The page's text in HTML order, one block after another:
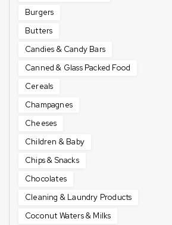
Burgers
Butters
Candies & Candy Bars
Canned & Glass Packed Food
Cereals
Champagnes
Cheeses
Children & Baby
Chips & Snacks
Chocolates
Cleaning & Laundry Products
Coconut Waters & Milks